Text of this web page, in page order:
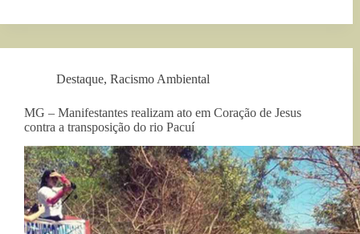
Destaque, Racismo Ambiental
MG – Manifestantes realizam ato em Coração de Jesus
contra a transposição do rio Pacuí